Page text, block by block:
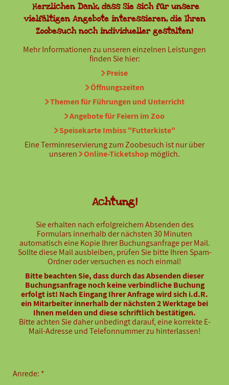
Herzlichen Dank, dass Sie sich für unsere
vielfältigen Angebote interessieren, die Ihren
Zoobesuch noch individueller gestalten!
Mehr Informationen zu unseren einzelnen Leistungen
finden Sie hier:
Preise
Öffnungszeiten
Themen für Führungen und Unterricht
Angebote für Feiern im Zoo
Speisekarte Imbiss "Futterkiste"
Eine Terminreservierung zum Zoobesuch ist nur über
unseren
Online-Ticketshopmöglich.
Achtung!
Sie erhalten nach erfolgreichem Absenden des
Formulars innerhalb der nächsten 30 Minuten
automatisch eine Kopie Ihrer Buchungsanfrage per Mail.
Sollte diese Mail ausbleiben, prüfen Sie bitte Ihren Spam-
Ordner oder versuchen es noch einmal!
Bitte beachten Sie, dass durch das Absenden dieser
Buchungsanfrage noch keine verbindliche Buchung
erfolgt ist! Nach Eingang Ihrer Anfrage wird sich i.d.R.
ein Mitarbeiter innerhalb der nächsten 2 Werktage bei
Ihnen melden und diese schriftlich bestätigen.
Bitte achten Sie daher unbedingt darauf, eine korrekte E-
Mail-Adresse und Telefonnummer zu hinterlassen!
Anrede: *